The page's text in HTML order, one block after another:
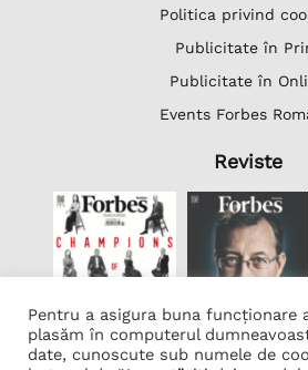
Politica privind
Publicitate în
Publicitate în
Events Forbes
Reviste
Pentru a asigura buna funcționare
plasăm în computerul
date, cunoscute sub numele de